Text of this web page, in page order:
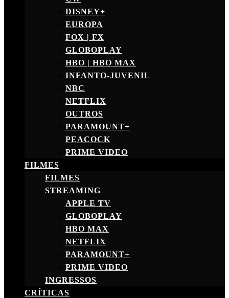
DISNEY+
EUROPA
FOX | FX
GLOBOPLAY
HBO | HBO MAX
INFANTO-JUVENIL
NBC
NETFLIX
OUTROS
PARAMOUNT+
PEACOCK
PRIME VIDEO
FILMES
FILMES
STREAMING
APPLE TV
GLOBOPLAY
HBO MAX
NETFLIX
PARAMOUNT+
PRIME VIDEO
INGRESSOS
CRÍTICAS